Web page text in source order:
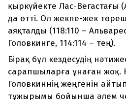
қыркүйекте Лас-Вегастағы
да өтті. Ол жекпе-жек
аяқталды (118:110 –
Головкинге, 114:114 – тең).
Бірақ бұл кездесудің
сарапшыларға ұнаған жоқ.
Головкиннің жеңгенін
тұжырымы бойынша әлем